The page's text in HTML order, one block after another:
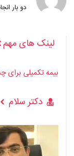
دو بار
لینک های مهم
بیمه تکمیلی برای
دکتر سلام